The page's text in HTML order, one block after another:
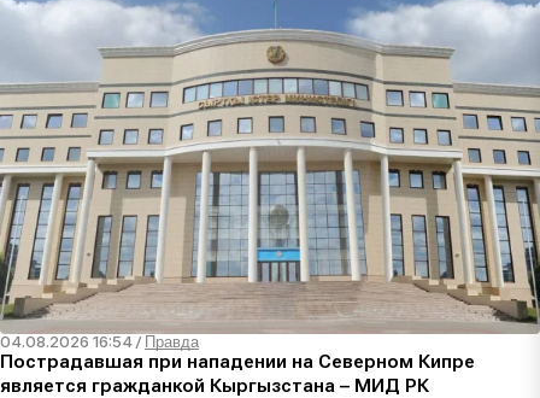
04.08.2026 16:54 / Правда
Пострадавшая при нападении на Северном Кипре
является гражданкой Кыргызстана – МИД РК